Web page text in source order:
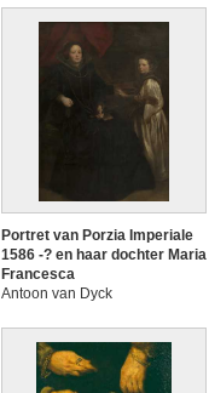
Portret van Porzia Imperiale
1586 -? en haar dochter Maria
Francesca
Antoon van Dyck